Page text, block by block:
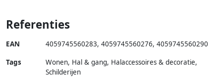
Referenties
EAN 4059745560283, 4059745560276, 4059745560290
Tags
Wonen, Hal & gang, Halaccessoires & decoratie,
Schilderijen